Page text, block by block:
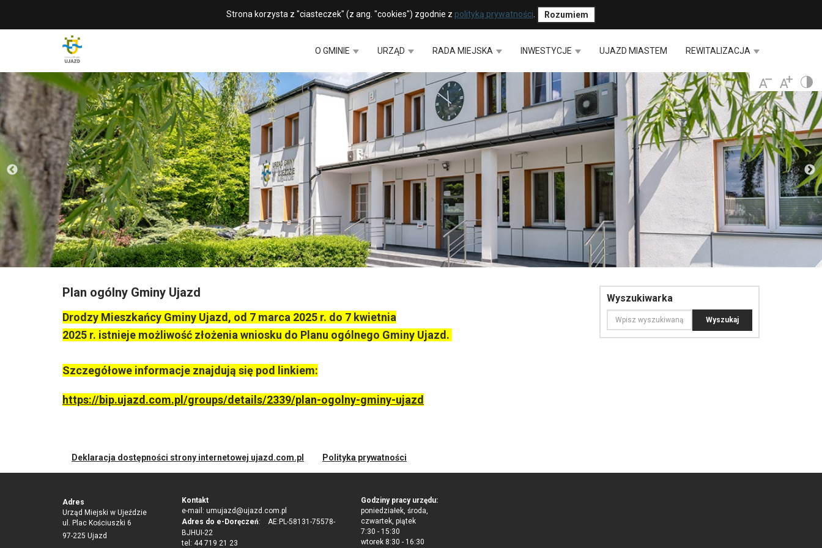
Strona korzysta z "ciasteczek" (z ang. "cookies") zgodnie z polityką prywatności Rozumiem
O GMINIE URZĄD RADA MIEJSKA INWESTYCJE UJAZD MIASTEM REWITALIZACJA
Plan ogólny Gminy Ujazd
Drodzy Mieszkańcy Gminy Ujazd, od 7 marca 2025 r. do 7 kwietnia
2025 r. istnieje możliwość złożenia wniosku do Planu ogólnego Gminy Ujazd.
Szczegółowe informacje znajdują się pod linkiem:
https://bip.ujazd.com.pl/groups/details/2339/plan-ogolny-gminy-ujazd
Wyszukiwarka
Deklaracja dostępności strony internetowej ujazd.com.pl Polityka prywatności
Adres
Urząd Miejski w Ujeździe
ul. Plac Kościuszki 6
97-225 Ujazd
Kontakt
e-mail: umujazd@ujazd.com.pl
Adres do e-Doręczeń: AE:PL-58131-75578-
BJHUI-22
tel: 44 719 21 23
Godziny pracy urzędu:
poniedziałek, środa,
czwartek, piątek
7:30 - 15:30
wtorek 8:30 - 16:30